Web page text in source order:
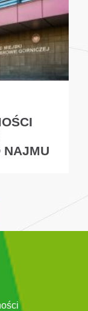
NAJMU